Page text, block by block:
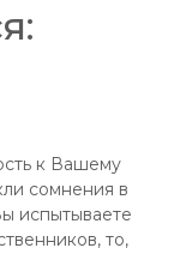
к Вашему
сомнения в
испытываете
то,